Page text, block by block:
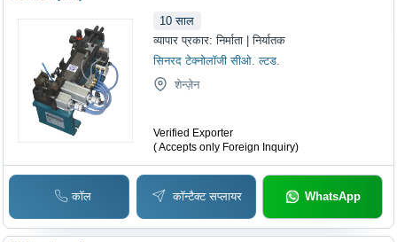
10 साल
व्यापार प्रकार:निर्माता | निर्यातक
सिनरद टेक्नोलॉजी सीओ. ल्टड.
शेन्ज़ेन
Verified Exporter
( Accepts only Foreign Inquiry)
कॉल कॉन्टैक्ट सप्लायर WhatsApp